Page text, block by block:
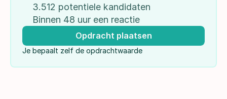
3.512 potentiele kandidaten
Binnen 48 uur een reactie
Opdracht plaatsen
Je bepaalt zelf de opdrachtwaarde